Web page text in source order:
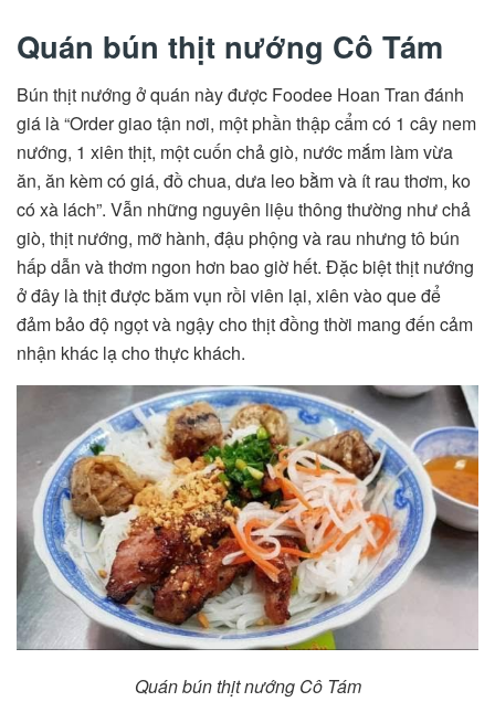
Quán bún thịt nướng Cô Tám
Bún thịt nướng ở quán này được Foodee Hoan Tran đánh
giá là “Order giao tận nơi, một phần thập cẩm có 1 cây nem
nướng, 1 xiên thịt, một cuốn chả giò, nước mắm làm vừa
ăn, ăn kèm có giá, đồ chua, dưa leo bằm và ít rau thơm, ko
có xà lách”. Vẫn những nguyên liệu thông thường như chả
giò, thịt nướng, mỡ hành, đậu phộng và rau nhưng tô bún
hấp dẫn và thơm ngon hơn bao giờ hết. Đặc biệt thịt nướng
ở đây là thịt được băm vụn rồi viên lại, xiên vào que để
đảm bảo độ ngọt và ngậy cho thịt đồng thời mang đến cảm
nhận khác lạ cho thực khách.
Quán bún thịt nướng Cô Tám